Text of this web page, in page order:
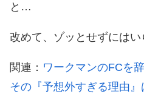
と…
改めて、ゾッとせずにはい
関連： ワークマンのFCを
その『予想外すぎる理由